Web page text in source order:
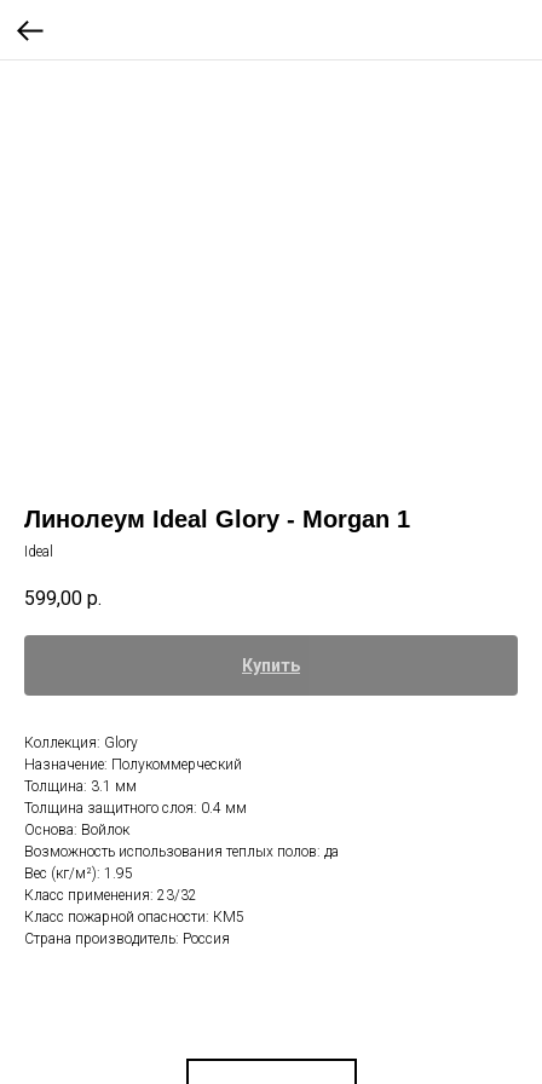
Линолеум Ideal Glory - Morgan 1
Ideal
599,00 р.
Купить
Коллекция: Glory
Назначение: Полукоммерческий
Толщина: 3.1 мм
Толщина защитного слоя: 0.4 мм
Основа: Войлок
Возможность использования теплых полов: да
Вес (кг/м²): 1.95
Класс применения: 23/32
Класс пожарной опасности: КМ5
Страна производитель: Россия